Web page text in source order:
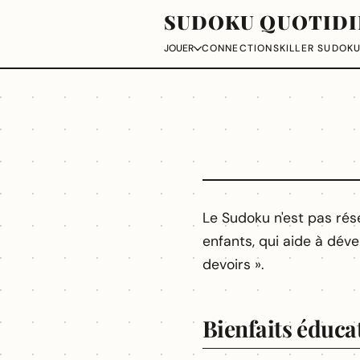
SUDOKU
JOUER CONNECTIONSKILLER
Le Sudoku n'est pas
enfants, qui aide à
devoirs ».
Bienfaits